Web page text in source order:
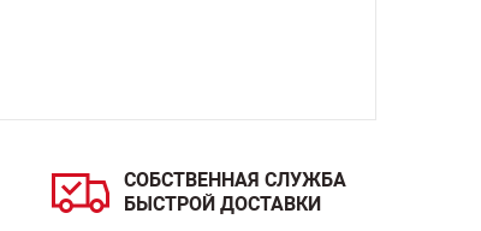
СОБСТВЕННАЯ СЛУЖБА
БЫСТРОЙ ДОСТАВКИ